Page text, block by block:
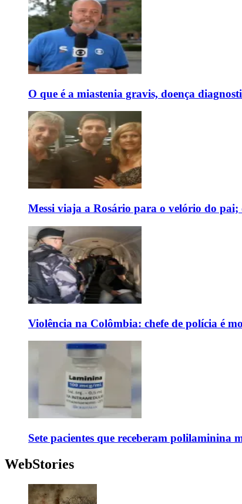
O que é a miastenia gravis, doença
Messi viaja a Rosário para o velório do pai;
Violência na Colômbia: chefe de polícia é
Sete pacientes que receberam polilaminina
WebStories